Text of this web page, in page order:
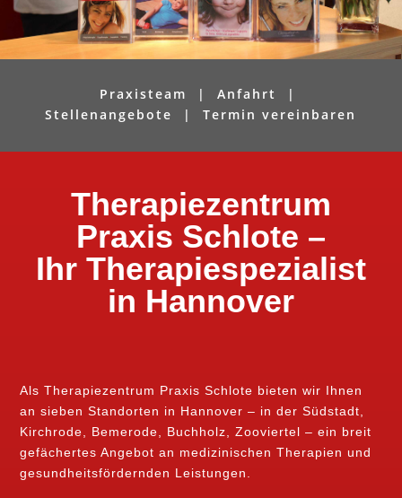
Praxisteam |Anfahrt
|
Stellenangebote
|Termin vereinbaren
Therapiezentrum
Praxis Schlote –
Ihr Therapiespezialist
in Hannover
Als Therapiezentrum Praxis Schlote bieten wir Ihnen
an sieben Standorten in Hannover – in der Südstadt,
Kirchrode, Bemerode, Buchholz, Zooviertel – ein breit
gefächertes Angebot an medizinischen Therapien und
gesundheitsfördernden Leistungen.